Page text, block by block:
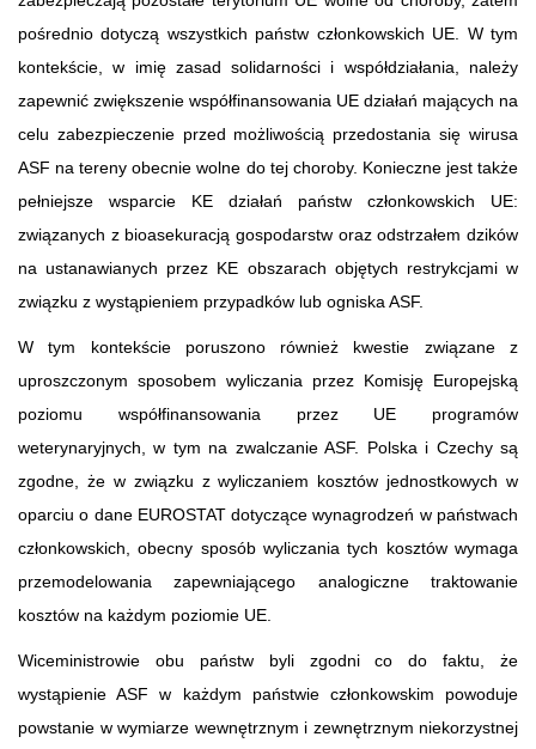
pośrednio dotyczą wszystkich państw członkowskich UE. W tym
kontekście, w imię zasad solidarności i współdziałania, należy
zapewnić zwiększenie współfinansowania UE działań mających na
celu zabezpieczenie przed możliwością przedostania się wirusa
ASF na tereny obecnie wolne do tej choroby. Konieczne jest także
pełniejsze wsparcie KE działań państw członkowskich UE:
związanych z bioasekuracją gospodarstw oraz odstrzałem dzików
na ustanawianych przez KE obszarach objętych restrykcjami w
związku z wystąpieniem przypadków lub ogniska ASF.
W tym kontekście poruszono również kwestie związane z
uproszczonym sposobem wyliczania przez Komisję Europejską
poziomu współfinansowania przez UE programów
weterynaryjnych, w tym na zwalczanie ASF. Polska i Czechy są
zgodne, że w związku z wyliczaniem kosztów jednostkowych w
oparciu o dane EUROSTAT dotyczące wynagrodzeń w państwach
członkowskich, obecny sposób wyliczania tych kosztów wymaga
przemodelowania zapewniającego analogiczne traktowanie
kosztów na każdym poziomie UE.
Wiceministrowie obu państw byli zgodni co do faktu, że
wystąpienie ASF w każdym państwie członkowskim powoduje
powstanie w wymiarze wewnętrznym i zewnętrznym niekorzystnej